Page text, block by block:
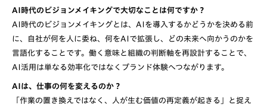
AI時代のビジョンメイキングで大切なことは何ですか？
AI時代のビジョンメイキングとは、AIを導入するかどうかを決める前
に、自社が何を人に委ね、何をAIで拡張し、どの未来へ向かうのかを
言語化することです。働く意味と組織の判断軸を再設計することで、
AI活用は単なる効率化ではなくブランド体験へつながります。
AIは、仕事の何を変えるのか？
「作業の置き換えではなく、人が生む価値の再定義が起きる」と捉え